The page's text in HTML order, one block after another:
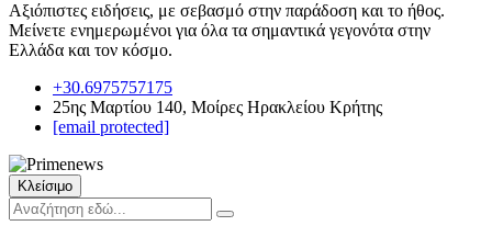
Αξιόπιστες ειδήσεις, με σεβασμό στην παράδοση και το ήθος.
Μείνετε ενημερωμένοι για όλα τα σημαντικά γεγονότα στην
Ελλάδα και τον κόσμο.
+30.6975757175
25ης Μαρτίου 140, Μοίρες Ηρακλείου Κρήτης
[email protected]
Κλείσιμο